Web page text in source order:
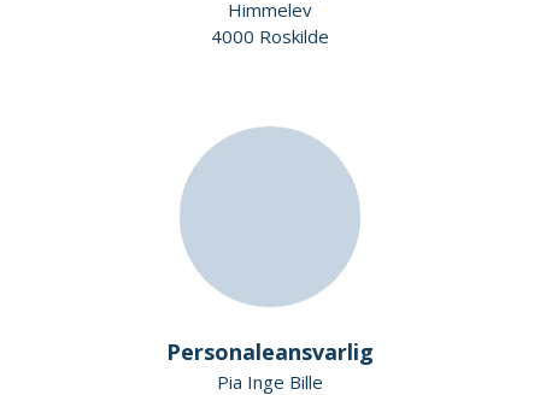
Himmelev
4000 Roskilde
Personaleansvarlig
Pia Inge Bille